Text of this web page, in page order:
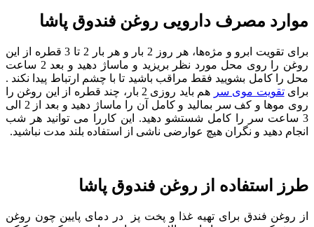
موارد مصرف دارویی روغن فندوق پاشا
برای تقویت ابرو و مژه‌ها، هر روز 2 بار و هر بار 2 تا 3 قطره از این
روغن را روی محل مورد نظر بریزید و ماساژ دهید و بعد 2 ساعت
محل را کامل بشویید فقط مراقب باشید تا با چشم ارتباط پیدا نکند .
برایتقویت موی سر
هم باید روزی 2 بار، چند قطره از این روغن را
روی موها و کف سر بمالید و کامل آن را ماساژ دهید و بعد از 2 الی
3 ساعت سر را کامل شستشو دهید. این کاررا می توانید هر شب
انجام دهید و نگران هیچ عوارضی ناشی از استفاده بلند مدت نباشید.
طرز استفاده از روغن فندوق پاشا
از روغن فندق برای تهیه غذا و پخت پز در دمای پایین چون روغن